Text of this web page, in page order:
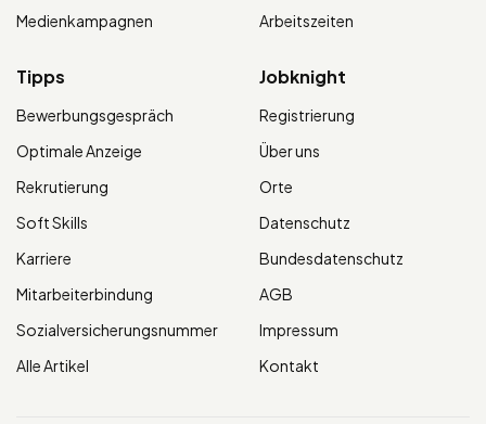
Medienkampagnen
Arbeitszeiten
Tipps
Bewerbungsgespräch
Optimale Anzeige
Rekrutierung
Soft Skills
Karriere
Mitarbeiterbindung
Sozialversicherungsnummer
Alle Artikel
Jobknight
Registrierung
Über uns
Orte
Datenschutz
Bundesdatenschutz
AGB
Impressum
Kontakt